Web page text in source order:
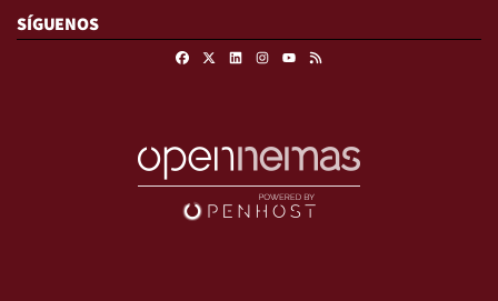
SÍGUENOS
FacebookLinkedinInstagram